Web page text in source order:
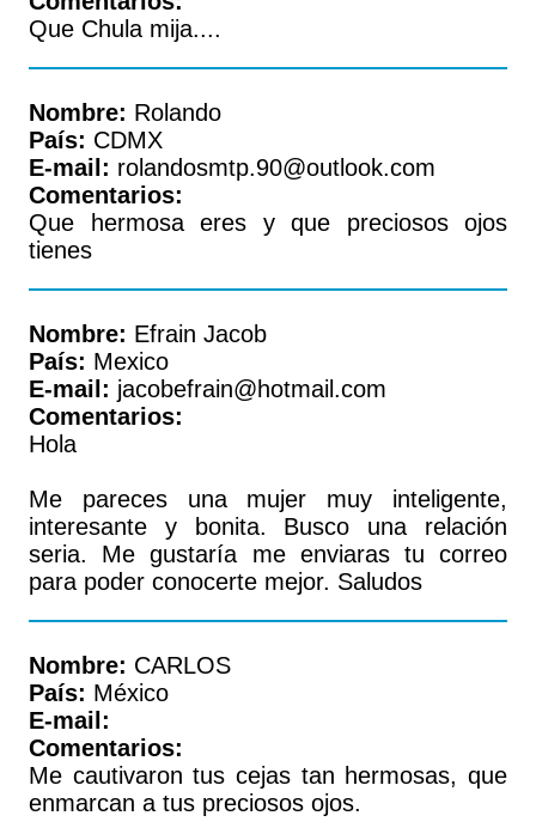
Que Chula mija....
Nombre: Rolando
País: CDMX
E-mail: rolandosmtp.90@outlook.com
Comentarios:
Que hermosa eres y que preciosos ojos
tienes
Nombre: Efrain Jacob
País: Mexico
E-mail: jacobefrain@hotmail.com
Comentarios:
Hola
Me pareces una mujer muy inteligente,
interesante y bonita. Busco una relación
seria. Me gustaría me enviaras tu correo
para poder conocerte mejor. Saludos
Nombre: CARLOS
País: México
E-mail:
Comentarios:
Me cautivaron tus cejas tan hermosas, que
enmarcan a tus preciosos ojos.